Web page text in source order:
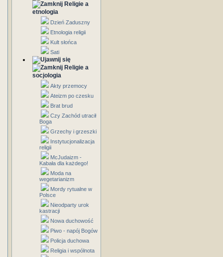
Religie a
etnologia
Dzień Zaduszny
Etnologia religii
Kult słońca
Sati
Religie a
socjologia
Akty przemocy
Ateizm po czesku
Brat brud
Czy Zachód utracił
Boga
Grzechy i grzeszki
Instytucjonalizacja
religii
McJudaizm -
Kabała dla każdego!
Moda na
wegetarianizm
Mordy rytualne w
Polsce
Nieodparty urok
kastracji
Nowa duchowość
Piwo - napój Bogów
Policja duchowa
Religia i wspólnota